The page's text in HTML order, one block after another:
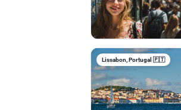
Lissabon, Portugal 🇵🇹